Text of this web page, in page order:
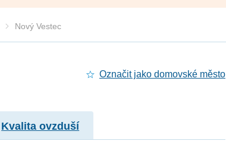
Nový Vestec
Označit jako domovské město
Kvalita ovzduší